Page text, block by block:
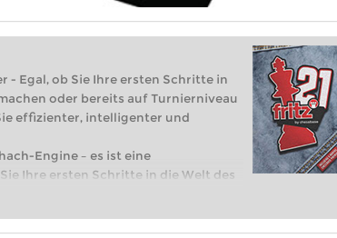
- Egal, ob Sie Ihre ersten Schritte in
oder bereits auf Turnierniveau
effizienter, intelligenter und
Engine – es ist eine
Ihre ersten Schritte in die Welt des
auf Turnierniveau spielen: Mit